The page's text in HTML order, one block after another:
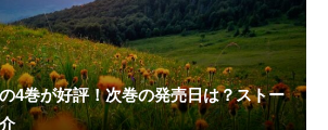
4巻が好評！次巻の発売日は？ストー